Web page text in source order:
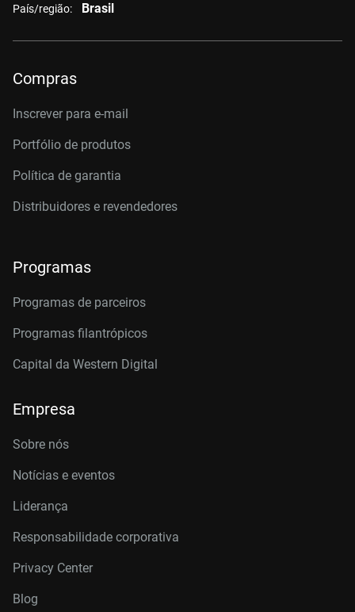
País/região: Brasil
Compras
Inscrever para e-mail
Portfólio de produtos
Política de garantia
Distribuidores e revendedores
Programas
Programas de parceiros
Programas filantrópicos
Capital da Western Digital
Empresa
Sobre nós
Notícias e eventos
Liderança
Responsabilidade corporativa
Privacy Center
Blog